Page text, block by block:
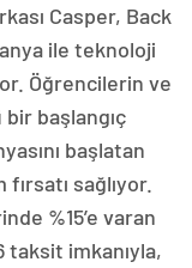
Casper, Back
ile teknoloji
Öğrencilerin ve
başlangıç
başlatan
sağlıyor.
%15’e varan
taksit imkanıyla,